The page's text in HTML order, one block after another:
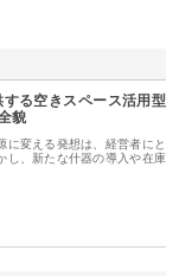
る空きスペース活用型
貌
に変える発想は、経営者にと
し、新たな什器の導入や在庫